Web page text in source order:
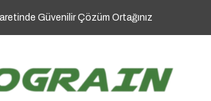
Güvenilir Çözüm Ortağınız